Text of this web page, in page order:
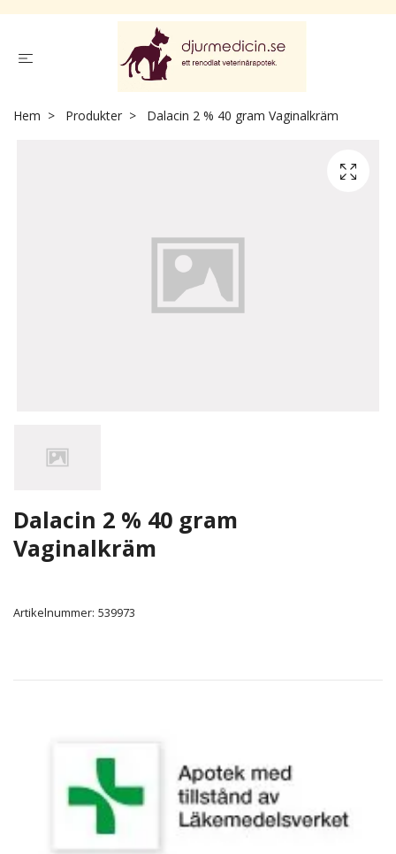
Hem Produkter Dalacin 2 % 40 gram Vaginalkräm
Dalacin 2 % 40 gram
Vaginalkräm
Artikelnummer: 539973